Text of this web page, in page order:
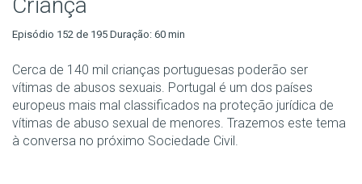
Episódio 152 de 195 Duração: 60 min
Cerca de 140 mil crianças portuguesas poderão ser
vítimas de abusos sexuais. Portugal é um dos países
europeus mais mal classificados na proteção jurídica de
vítimas de abuso sexual de menores. Trazemos este tema
à conversa no próximo Sociedade Civil.